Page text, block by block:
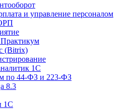
и управление персоналом
(Bitrix)
1С
по 44‑ФЗ и 223‑ФЗ
8.3
1С